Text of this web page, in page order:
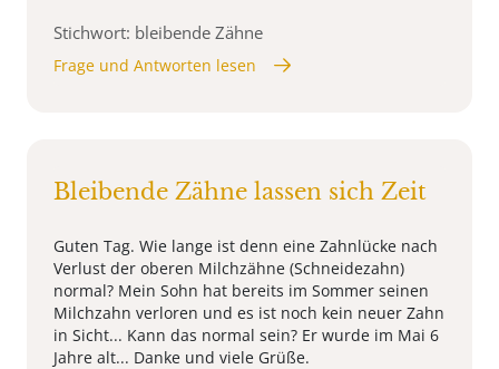
Stichwort: bleibende Zähne
Frage und Antworten lesen
Bleibende Zähne lassen sich Zeit
Guten Tag. Wie lange ist denn eine Zahnlücke nach
Verlust der oberen Milchzähne (Schneidezahn)
normal? Mein Sohn hat bereits im Sommer seinen
Milchzahn verloren und es ist noch kein neuer Zahn
in Sicht... Kann das normal sein? Er wurde im Mai 6
Jahre alt... Danke und viele Grüße.